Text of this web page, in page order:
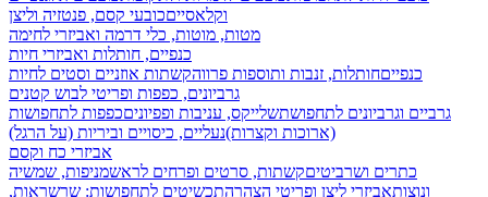
וקלאסייםכובעי קסם, פנטזיה וליצן
מטות, מוטות, כלי דרמה ואביזרי לחימה
כנפיים, חותלות ואביזרי חיות
כנפייםחותלות, זנבות ותוספות פרווהקשתות אוזניים וסטים לחיות
גרביונים, כפפות ופריטי לבוש קטנים
גרביים וגרביונים לתחפושתשלייקס, עניבות ופפיוניםכפפות לתחפושות
(ארוכות וקצרות)נעליים, כיסויים וביריות (על הרגל)
אביזרי כח וקסם
כתרים ושרביטיםקשתות, סרטים ופרחים לראשמניפות, שמשיה
ונוצותאביזרי ליצן ופריטי הצהרהתכשיטים לתחפושות: שרשראות,